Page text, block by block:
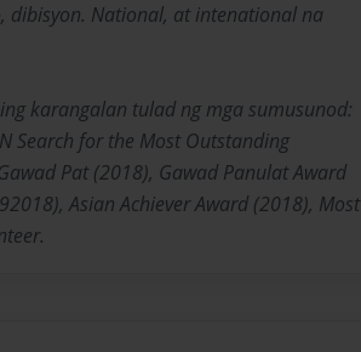
dibisyon. National, at intenational na
karangalan tulad ng mga sumusunod:
Search for the Most Outstanding
Pat (2018), Gawad Panulat Award
Asian Achiever Award (2018), Most